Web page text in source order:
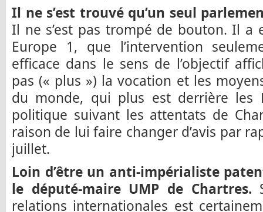
Il ne s’est trouvé qu’un seul
Il ne s’est pas trompé de bouton. Il a
Europe 1, que l’intervention
efficace dans le sens de l’objectif
pas (« plus ») la vocation et les
du monde, qui plus est derrière les
politique suivant les attentats de
raison de lui faire changer d’avis par
juillet.
Loin d’être un anti-impérialiste
le député-maire UMP de Chartres.
relations internationales est